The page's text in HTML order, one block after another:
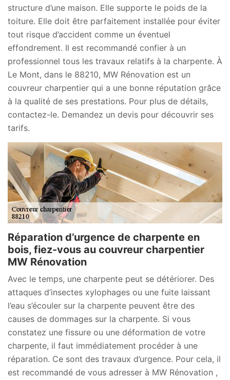
structure d’une maison. Elle supporte le poids de la
toiture. Elle doit être parfaitement installée pour éviter
tout risque d’accident comme un éventuel
effondrement. Il est recommandé confier à un
professionnel tous les travaux relatifs à la charpente. À
Le Mont, dans le 88210, MW Rénovation est un
couvreur charpentier qui a une bonne réputation grâce
à la qualité de ses prestations. Pour plus de détails,
contactez-le. Demandez un devis pour découvrir ses
tarifs.
Réparation d’urgence de charpente en
bois, fiez-vous au couvreur charpentier
MW Rénovation
Avec le temps, une charpente peut se détériorer. Des
attaques d’insectes xylophages ou une fuite laissant
l’eau s’écouler sur la charpente peuvent être des
causes de dommages sur la charpente. Si vous
constatez une fissure ou une déformation de votre
charpente, il faut immédiatement procéder à une
réparation. Ce sont des travaux d’urgence. Pour cela, il
est recommandé de vous adresser à MW Rénovation ,